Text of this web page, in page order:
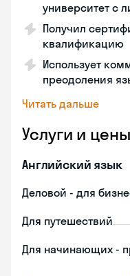
университет с
Получил
квалификацию
Использует
преодоления
Читать дальше
Услуги и цены
Английский язык
Деловой - для
Для путешествий
Для начинающих -